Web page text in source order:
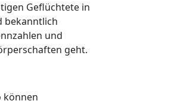
Geflüchtete in
bekanntlich
und
geht.
können